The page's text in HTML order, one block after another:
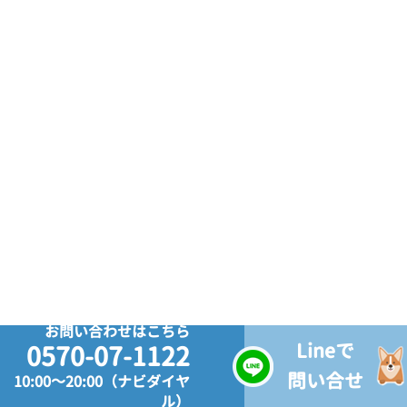
お問い合わせはこちら
0570-07-1122
10:00～20:00（ナビダイヤ
ル）
Lineで
問い合せ